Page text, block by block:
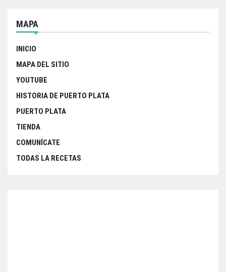
MAPA
INICIO
MAPA DEL SITIO
YOUTUBE
HISTORIA DE PUERTO PLATA
PUERTO PLATA
TIENDA
COMUNÍCATE
TODAS LA RECETAS